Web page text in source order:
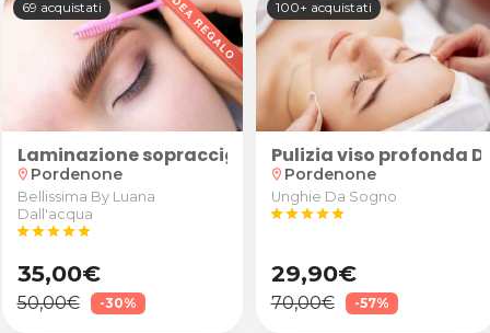
del Dott. Tommaso Cadamuro
o sale Hepson per sgonfiare e ridurre
e massaggio
69 acquistati
Laminazione sopracciglia
location_on Pordenone
Bellissima By Luana
Dall'acqua
starstarstarstarstar
35,00€
50,00€ -30%
100+ acquistati
Pulizia viso profonda
location_on Pordenone
Unghie Da Sogno
starstarstarstarstar
29,90€
70,00€ -57%